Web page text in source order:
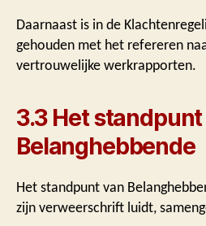
Daarnaast is in de
gehouden met het refereren
vertrouwelijke werkrapporten.
3.3 Het
Belanghebbende
Het standpunt van
zijn verweerschrift luidt,